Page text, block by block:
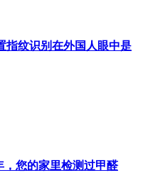
指纹识别在外国人眼中是
，您的家里检测过甲醛